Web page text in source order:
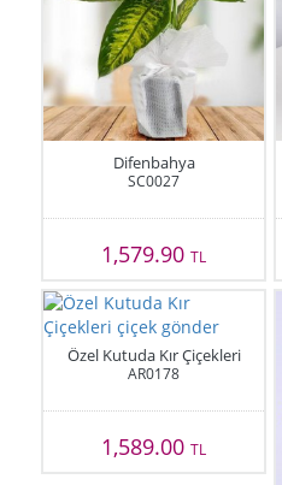
Difenbahya
SC0027
1,579.90TL
Özel Kutuda Kır Çiçekleri
AR0178
1,589.00TL